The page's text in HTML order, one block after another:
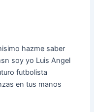
hazme saber
soy yo Luis Angel
futbolista
en tus manos